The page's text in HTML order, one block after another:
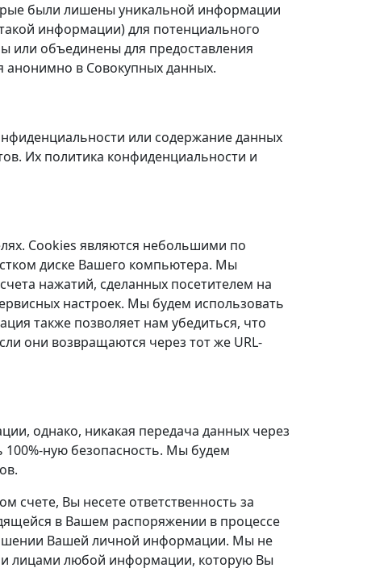
были лишены уникальной информации
информации) для потенциального
или объединены для предоставления
в Совокупных данных.
или содержание данных
Их политика конфиденциальности и
Cookies являются небольшими по
диске Вашего компьютера. Мы
нажатий, сделанных посетителем на
настроек. Мы будем использовать
также позволяет нам убедиться, что
они возвращаются через тот же URL-
однако, никакая передача данных через
100%-ную безопасность. Мы будем
счете, Вы несете ответственность за
в Вашем распоряжении в процессе
Вашей личной информации. Мы не
лицами любой информации, которую Вы